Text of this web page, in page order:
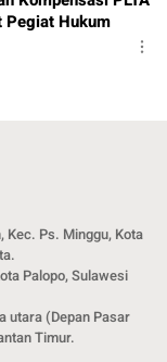
Pegiat Hukum
Kec. Ps. Minggu, Kota
Palopo, Sulawesi
utara (Depan Pasar
Timur.